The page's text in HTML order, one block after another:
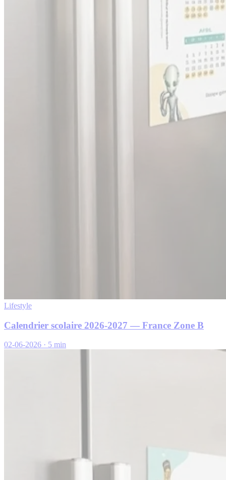
Lifestyle
Calendrier scolaire 2026-2027 — France Zone B
02-06-2026 · 5 min